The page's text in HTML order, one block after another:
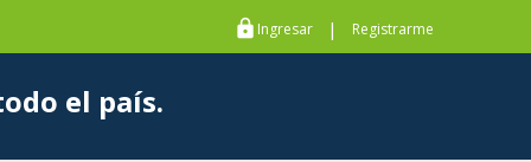
https Ingresar | Registrarme
a todo el país.